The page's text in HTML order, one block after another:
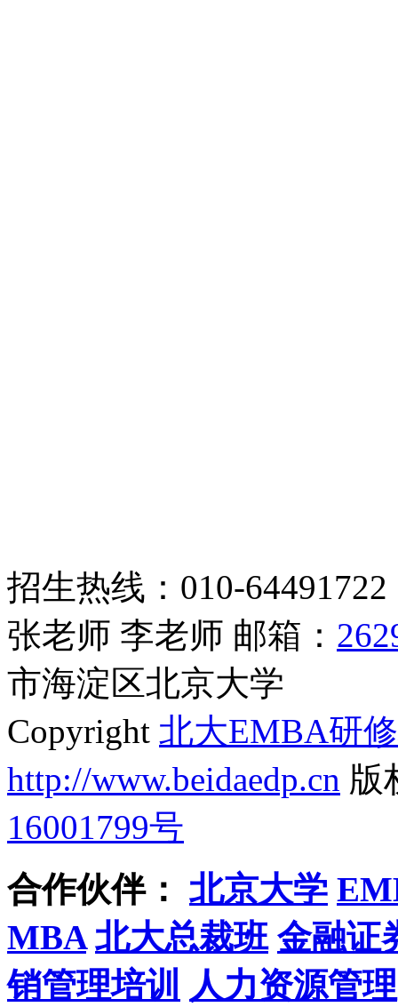
招生热线：010-
张老师 李老师 邮箱：
市海淀区北京大学
Copyright 北大EMBA研
http://www.beidaedp.cn 版
16001799号
合作伙伴： 北京大学
MBA 北大总裁班 金融证
销管理培训
人力资源管理